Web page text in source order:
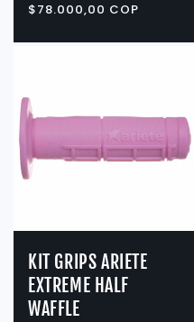
Precio
$78.000,00 COP
KIT GRIPS ARIETE
EXTREME HALF
WAFFLE